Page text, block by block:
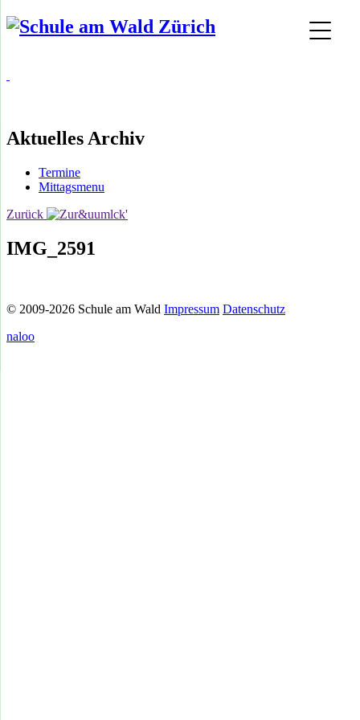
Aktuelles Archiv
Termine
Mittagsmenu
Zurück
IMG_2591
© 2009-2026 Schule am Wald Impressum Datenschutz
naloo